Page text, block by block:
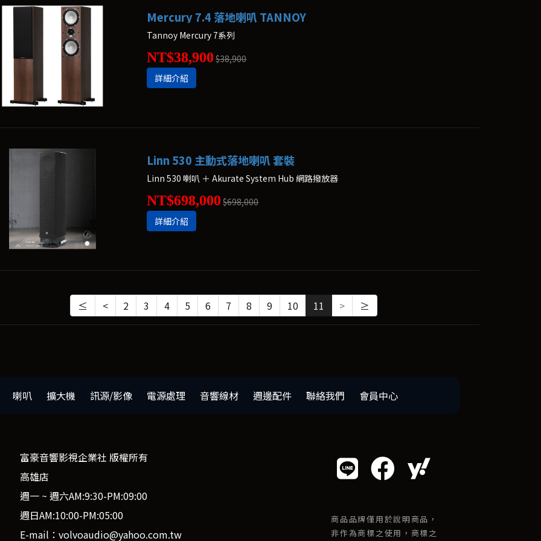
Mercury 7.4 落地喇叭 TANNOY
Tannoy Mercury 7系列
NT$38,900 $38,900
詳細介紹
Linn 530 主動式落地喇叭 套裝
Linn 530 喇叭 ＋ Akurate System Hub 網路撥放器
NT$698,000 $698,000
詳細介紹
≤ < 2 3 4 5 6 7 8 9 10 11 > ≥
喇叭 擴大機 訊源/影像 電源處理 音響線材 週邊配件 聯絡我們 會員中心
富豪音響影視企業社 版權所有
高雄店
週一 ~ 週六AM:9:30-PM:09:00
週日AM:10:00-PM:05:00
E-mail：volvoaudio@yahoo.com.tw
商品品牌僅用於說明商品，
非作為商標之使用，商標之